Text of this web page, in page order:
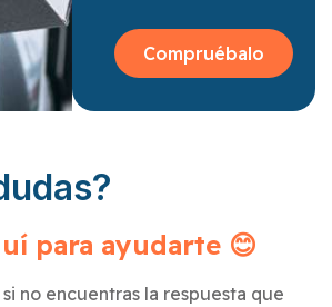
Compruébalo
para ayudarte 😊
no encuentras la respuesta que